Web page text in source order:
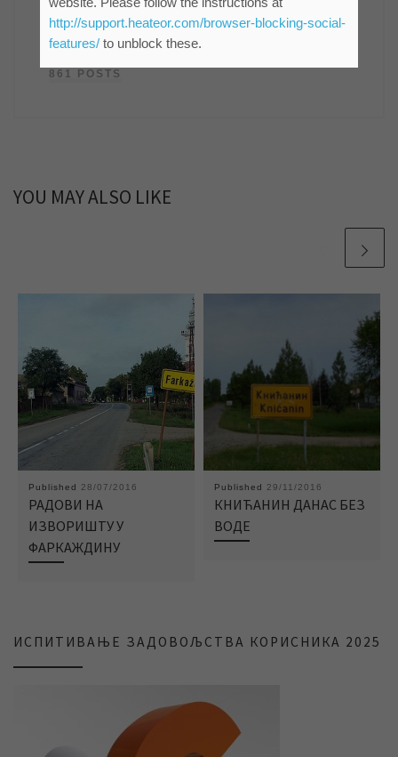
Руководилац Службе информисања и пословних
комуникација ЈКП "Водовод и канализација"
861 POSTS
YOU MAY ALSO LIKE
Published 28/07/2016
РАДОВИ НА
ИЗВОРИШТУ У
ФАРКАЖДИНУ
Published 29/11/2016
КНИЋАНИН ДАНАС БЕЗ
ВОДЕ
ИСПИТИВАЊЕ ЗАДОВОЉСТВА КОРИСНИКА 2025
http://support.heateor.com/browser-blocking-social-
features/to unblock these.